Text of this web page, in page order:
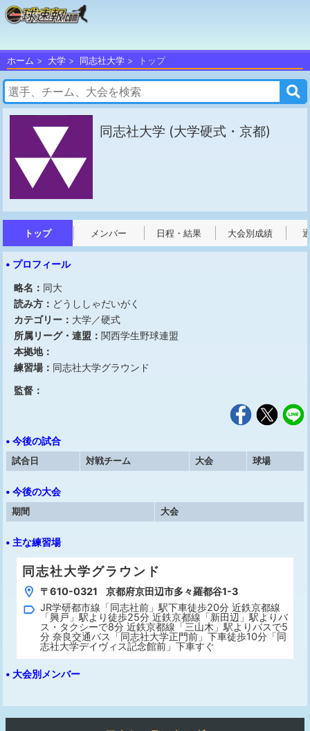
ホーム 大学 同志社大学 トップ
同志社大学 (大学硬式・京都)
トップ メンバー 日程・結果 大会別成績
• プロフィール
略名： 同大
読み方： どうししゃだいがく
カテゴリー： 大学／硬式
所属リーグ・連盟： 関西学生野球連盟
本拠地：
練習場： 同志社大学グラウンド
監督：
• 今後の試合
試合日
対戦チーム 大会 球場
• 今後の大会
期間
大会
• 主な練習場
同志社大学グラウンド
〒610-0321 京都府京田辺市多々羅都谷1-3
JR学研都市線「同志社前」駅下車徒歩20分 近鉄京都線
「興戸」駅より徒歩25分 近鉄京都線「新田辺」駅よりバ
ス・タクシーで8分 近鉄京都線「三山木」駅よりバスで5
分 奈良交通バス「同志社大学正門前」下車徒歩10分「同
志社大学デイヴィス記念館前」下車すぐ
• 大会別メンバー